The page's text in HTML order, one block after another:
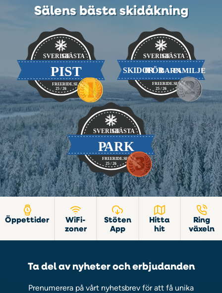
Sälens bästa skidåkning
Öppettider
WiFi-
zoner
Stöten
App
Hitta
hit
Ring
växeln
Ta del av nyheter och erbjudanden
Prenumerera på vårt nyhetsbrev för att få unika